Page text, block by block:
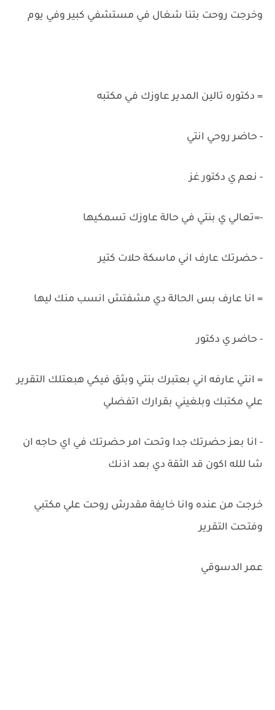
وخرجت روحت بتنا شغال في مستشفي كبير وفي يوم
= دكتوره تالين المدير عاوزك في مكتبه
- حاضر روحي انتي
- نعم ي دكتور غز
-=تعالي ي بنتي في حالة عاوزك تسمكيها
- حضرتك عارف اني ماسكة حلات كتير
= انا عارف بس الحالة دي مشفتش انسب منك ليها
- حاضر ي دكتور
= انتي عارفه اني بعتبرك بنتي وبثق فيكي هبعتلك التقرير
علي مكتبك وبلغيني بقرارك اتفضلي
- انا بعز حضرتك جدا وتحت امر حضرتك في اي حاجه ان
شا للله اكون قد الثقة دي بعد اذنك
خرجت من عنده وانا خايفة مقدرش روحت علي مكتبي
وفتحت التقرير
عمر الدسوقي